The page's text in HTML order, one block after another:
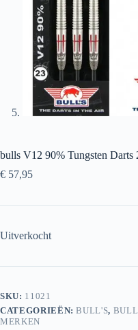
bulls V12 90% Tungsten Darts
€ 57,95
Uitverkocht
SKU: 11021
CATEGORIEËN:BULL'S,
MERKEN